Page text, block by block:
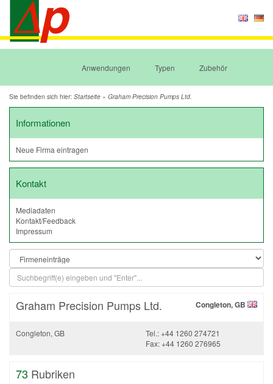
Anwendungen Typen Zubehör
Sie befinden sich hier: Startseite » Graham Precision Pumps Ltd.
Informationen
Neue Firma eintragen
Kontakt
Mediadaten
Kontakt/Feedback
Impressum
Congleton, GB
Graham Precision Pumps Ltd.
Congleton, GB
Tel.: +44 1260 274721
Fax: +44 1260 276965
73 Rubriken